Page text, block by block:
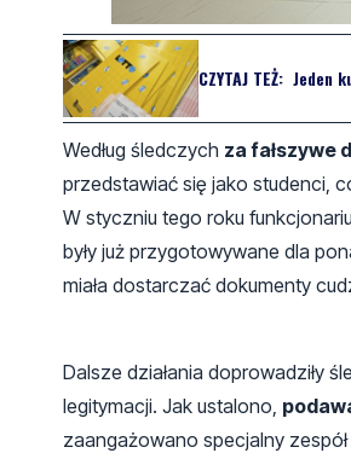
CZYTAJ TEŻ: Jeden
Według śledczych za fałszywe
przedstawiać się jako studenci,
W styczniu tego roku
były już przygotowywane dla
miała dostarczać dokumenty
Dalsze działania doprowadziły
legitymacji. Jak ustalono,
zaangażowano specjalny